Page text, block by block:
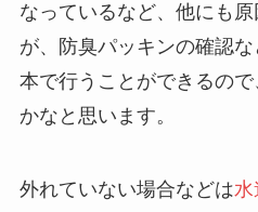
なっているなど、他にも
が、防臭パッキンの確認
本で行うことができるの
かなと思います。
外れていない場合などは水